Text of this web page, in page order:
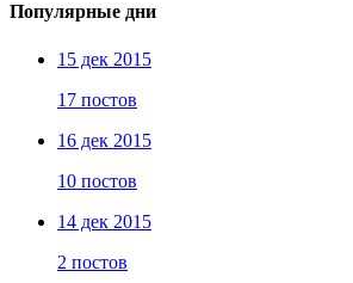
Популярные дни
15 дек 2015
17 постов
16 дек 2015
10 постов
14 дек 2015
2 постов